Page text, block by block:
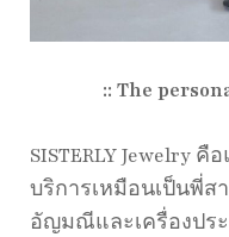
:: The
SISTERLY Jewelry
บริการเหมือนเป็นพี่
อัญมณีและเครื่องประ